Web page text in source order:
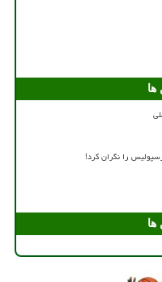
ها
را نگران کرد!
ها